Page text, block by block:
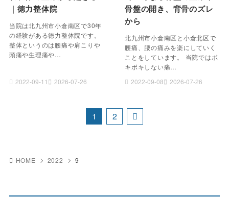
｜徳力整体院
当院は北九州市小倉南区で30年
の経験がある徳力整体院です。
整体というのは腰痛や肩こりや
頭痛や生理痛や…
2022-09-11 2026-07-26
骨盤の開き、背骨のズレ
から
北九州市小倉南区と小倉北区で
腰痛、腰の痛みを楽にしていく
ことをしています。 当院ではボ
キボキしない痛…
2022-09-08
2026-07-26
1 2
HOME 2022 9